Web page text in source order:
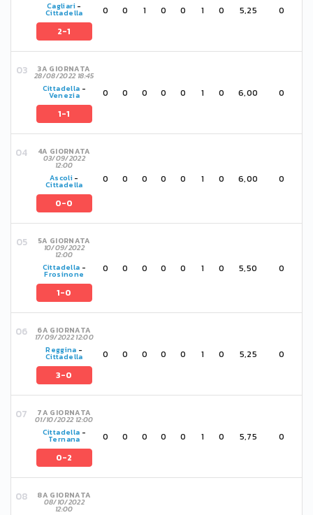
Cagliari-
Cittadella
2-1
0 0 1 0 0 1 0 5,25 0
3A GIORNATA
28/08/2022 18:45
Cittadella -
Venezia
1-1
0 0 0 0 0 1 0 6,00 0
4A GIORNATA
03/09/2022
12:00
Ascoli -
Cittadella
0-0
0 0 0 0 0 1 0 6,00 0
5A GIORNATA
10/09/2022
12:00
Cittadella -
Frosinone
1-0
0 0 0 0 0 1 0 5,50 0
6A GIORNATA
17/09/2022 12:00
Reggina -
Cittadella
3-0
0 0 0 0 0 1 0 5,25 0
7A GIORNATA
01/10/2022 12:00
Cittadella -
Ternana
0-2
0 0 0 0 0 1 0 5,75 0
8A GIORNATA
08/10/2022
12:00